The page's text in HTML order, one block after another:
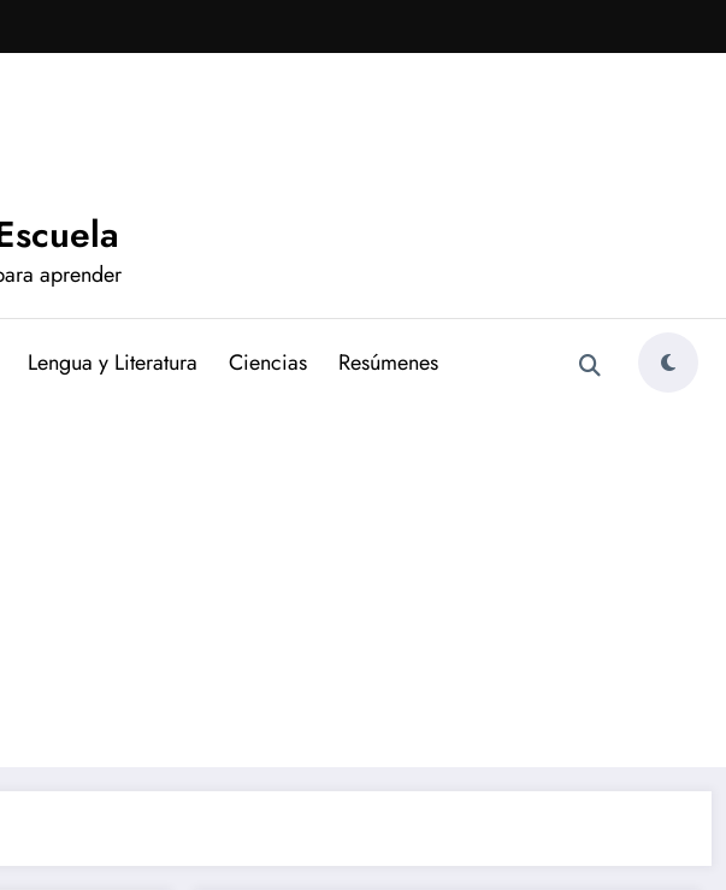
aprender
Lengua y Literatura Ciencias Resúmenes